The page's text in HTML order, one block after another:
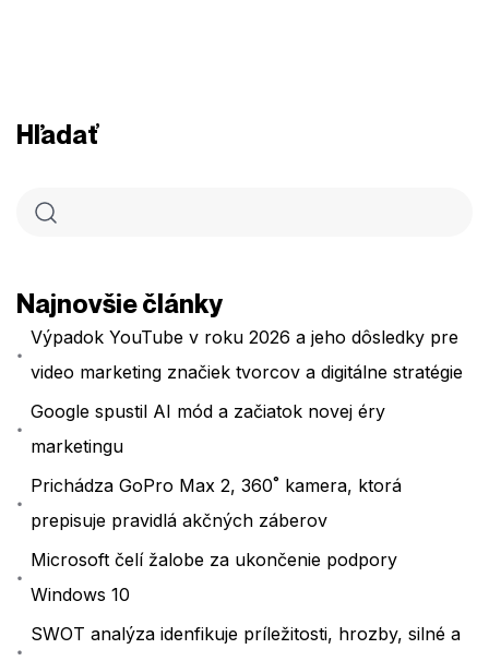
Hľadať
Najnovšie články
Výpadok YouTube v roku 2026 a jeho dôsledky pre
video marketing značiek tvorcov a digitálne stratégie
Google spustil AI mód a začiatok novej éry
marketingu
Prichádza GoPro Max 2, 360˚ kamera, ktorá
prepisuje pravidlá akčných záberov
Microsoft čelí žalobe za ukončenie podpory
Windows 10
SWOT analýza idenfikuje príležitosti, hrozby, silné a